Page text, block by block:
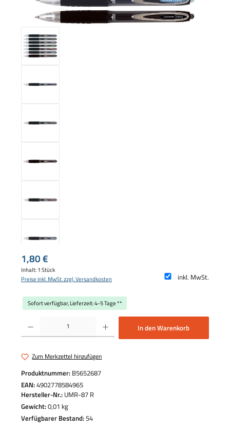
Regulärer Preis:
1,80 €
Inhalt:1 Stück
inkl. MwSt.
Preise inkl. MwSt. zzgl. Versandkosten
Sofort verfügbar, Lieferzeit: 4-5 Tage **
Produkt Anzahl: Gib den gewünschten Wert ein oder benutze die Schaltflächen um
In den Warenkorb
Zum Merkzettel hinzufügen
Produktnummer: B5652687
EAN:4902778584965
Hersteller-Nr.: UMR-87 R
Gewicht:0,01 kg
Verfügbarer Bestand:54